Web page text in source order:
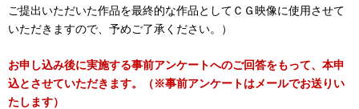
ご提出いただいた作品を最終的な作品としてＣＧ映像に使用させて
いただきますので、予めご了承ください。）
お申し込み後に実施する事前アンケートへのご回答をもって、本申
込とさせていただきます。（※事前アンケートはメールでお送りい
たします）